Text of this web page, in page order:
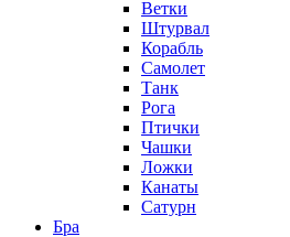
Ветки
Штурвал
Корабль
Самолет
Танк
Рога
Птички
Чашки
Ложки
Канаты
Сатурн
Бра